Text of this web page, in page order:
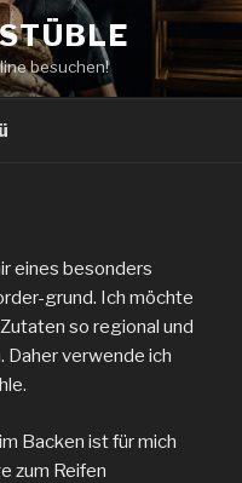
besuchen!
eines besonders
grund. Ich möchte
so regional und
Daher verwende ich
Backen ist für mich
zum Reifen